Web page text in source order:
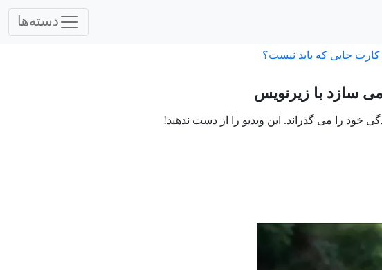
دسته‌ها
جایی که باید نیست؟
سازد با زیرنویس
را می گذراند. این ویدیو را از دست ندهید!